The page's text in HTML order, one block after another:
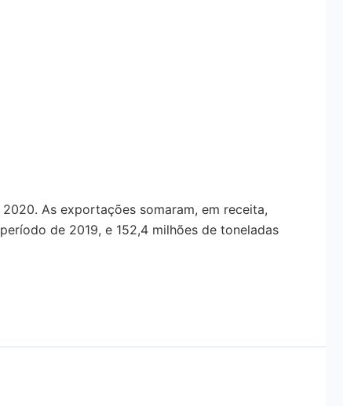
As exportações somaram, em receita,
de 2019, e 152,4 milhões de toneladas